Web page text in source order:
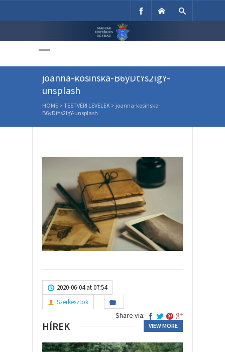
Unitárius Egyház
joanna-kosinska-B6yDtYs2IgY-
unsplash
HOME > TESTVÉRI LEVELEK > joanna-kosinska-
B6yDtYs2IgY-unsplash
2020-06-04 at 07:54
Szerkesztok
Share via:
HÍREK VIEW MORE